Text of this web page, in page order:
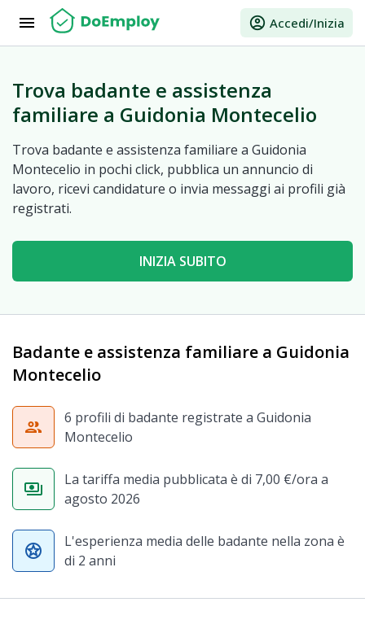
menu account_circle Accedi/Inizia
Trova badante e assistenza
familiare a Guidonia Montecelio
Trova badante e assistenza familiare a Guidonia
Montecelio in pochi click, pubblica un annuncio di
lavoro, ricevi candidature o invia messaggi ai profili già
registrati.
INIZIA SUBITO
Badante e assistenza familiare a Guidonia
Montecelio
group
6 profili di badante registrate a Guidonia
Montecelio
payments
La tariffa media pubblicata è di 7,00 €/ora a
agosto 2026
stars
L'esperienza media delle badante nella zona è
di 2 anni